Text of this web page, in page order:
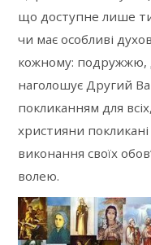
що доступне лише
чи має особливі
кожному: подружжю,
наголошує Другий
покликанням для
християни
виконання своїх
волею.